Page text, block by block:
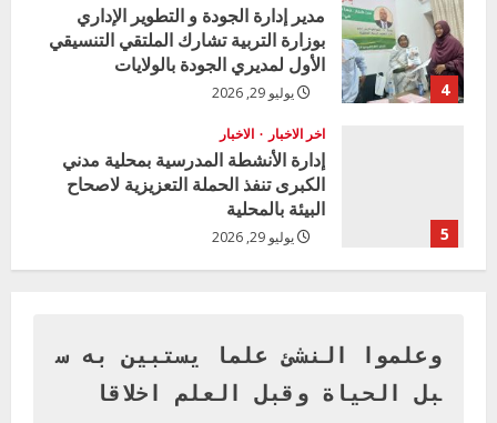
4
مدير إدارة الجودة و التطوير الإداري
بوزارة التربية تشارك الملتقي التنسيقي
الأول لمديري الجودة بالولايات
يوليو 29, 2026
5
اخر الاخبار الاخبار
إدارة الأنشطة المدرسية بمحلية مدني
الكبرى تنفذ الحملة التعزيزية لاصحاح
البيئة بالمحلية
يوليو 29, 2026
بنات بمحلية ود مدني الكبرى
أغسطس 3, 2026
وعلموا النشئ علما يستبين به س
بل الحياة وقبل العلم اخلاقا